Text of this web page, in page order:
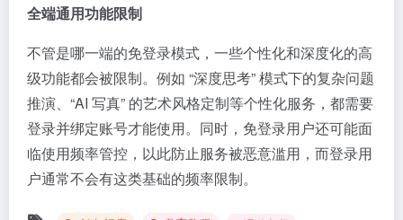
全端通用功能限制
不管是哪一端的免登录模式，一些个性化和深度化的高
级功能都会被限制。例如 “深度思考” 模式下的复杂问题
推演、“AI 写真” 的艺术风格定制等个性化服务，都需要
登录并绑定账号才能使用。同时，免登录用户还可能面
临使用频率管控，以此防止服务被恶意滥用，而登录用
户通常不会有这类基础的频率限制。